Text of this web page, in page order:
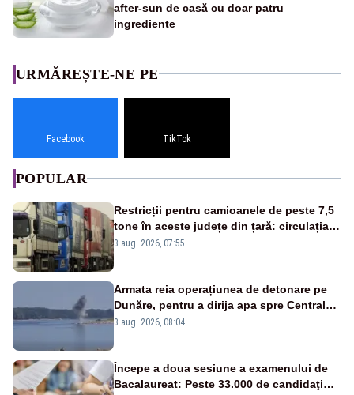
after-sun de casă cu doar patru
ingrediente
URMĂREȘTE-NE PE
Facebook TikTok
POPULAR
Restricții pentru camioanele de peste 7,5
tone în aceste județe din țară: circulația
este interzisă luni, între orele 12:00 și
3 aug. 2026, 07:55
Armata reia operațiunea de detonare pe
Dunăre, pentru a dirija apa spre Centrala
Cernavodă
3 aug. 2026, 08:04
Începe a doua sesiune a examenului de
Bacalaureat: Peste 33.000 de candidaţi